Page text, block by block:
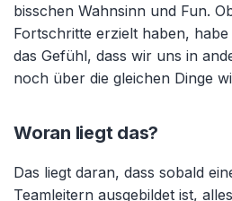
bisschen Wahnsinn und Fun.
Fortschritte erzielt haben,
das Gefühl, dass wir uns in
noch über die gleichen Dinge
Woran liegt das?
Das liegt daran, dass sobald
Teamleitern ausgebildet ist,